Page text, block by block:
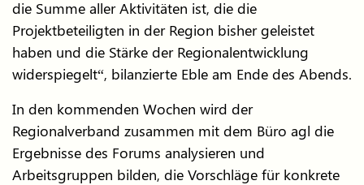
die Summe aller Aktivitäten ist, die die
Projektbeteiligten in der Region bisher geleistet
haben und die Stärke der Regionalentwicklung
widerspiegelt“, bilanzierte Eble am Ende des Abends.
In den kommenden Wochen wird der
Regionalverband zusammen mit dem Büro agl die
Ergebnisse des Forums analysieren und
Arbeitsgruppen bilden, die Vorschläge für konkrete